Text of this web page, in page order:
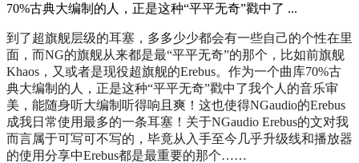
70%古典大编制的人，正是这种“平平无奇”戳中了 ...
到了超旗舰层级的耳塞，多多少少都会有一些自己的个性在里
面，而NG的旗舰从来都是最“平平无奇”的那个，比如前旗舰
Khaos，又或者是现役超旗舰的Erebus。作为一个曲库70%古
典大编制的人，正是这种“平平无奇”戳中了我个人的音乐审
美，能随身听大编制听得响且爽！这也使得NGaudio的Erebus
成我日常使用最多的一条耳塞！关于NGaudio Erebus的文对我
而言属于可写可不写的，毕竟从入手至今几乎升级线和播放器
的使用分享中Erebus都是最重要的那个……